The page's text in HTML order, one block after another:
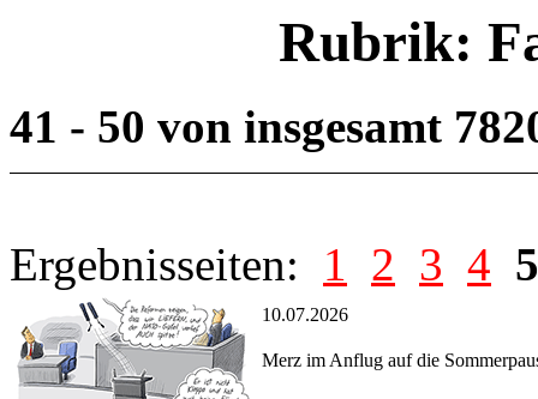
Rubrik:
41 - 50 von insgesamt
Ergebnisseiten: 1 2 3 4 5
10.07.2026
Merz im Anflug auf die